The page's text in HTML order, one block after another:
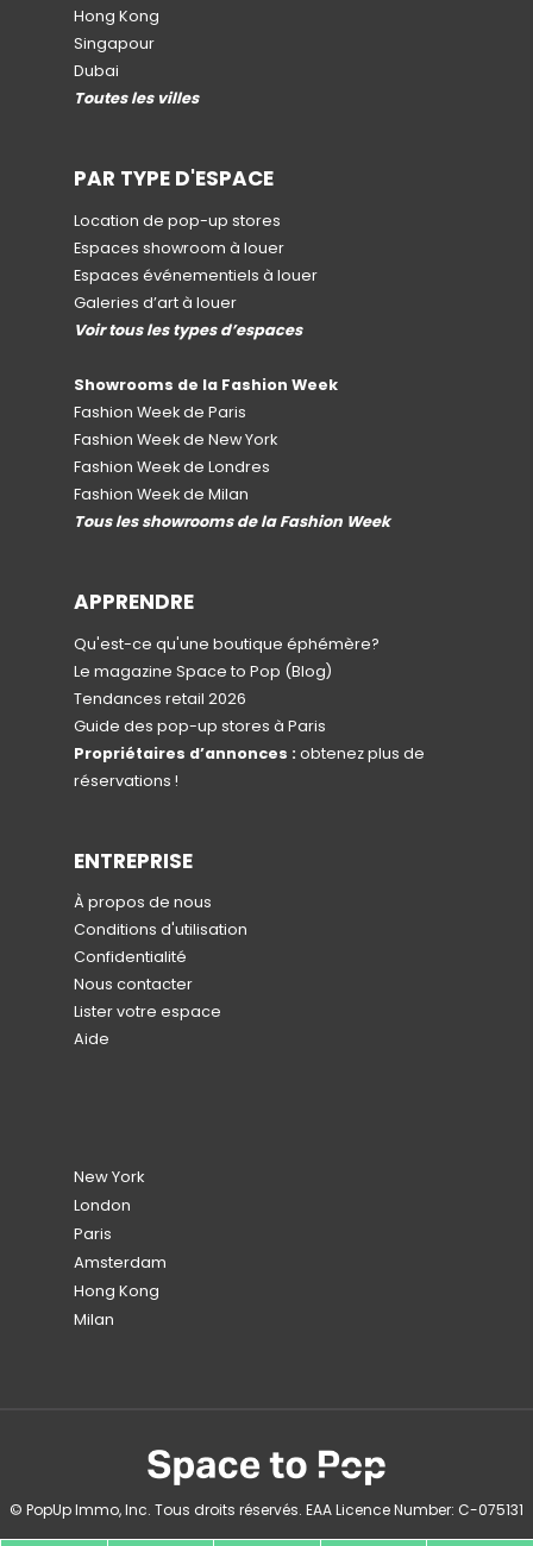
Hong Kong
Singapour
Dubai
Toutes les villes
PAR TYPE D'ESPACE
Location de pop-up stores
Espaces showroom à louer
Espaces événementiels à louer
Galeries d’art à louer
Voir tous les types d’espaces
Showrooms de la Fashion Week
Fashion Week de Paris
Fashion Week de New York
Fashion Week de Londres
Fashion Week de Milan
Tous les showrooms de la Fashion Week
APPRENDRE
Qu'est-ce qu'une boutique éphémère?
Le magazine Space to Pop (Blog)
Tendances retail 2026
Guide des pop-up stores à Paris
Propriétaires d’annonces : obtenez plus de
réservations !
ENTREPRISE
À propos de nous
Conditions d'utilisation
Confidentialité
Nous contacter
Lister votre espace
Aide
New York
London
Paris
Amsterdam
Hong Kong
Milan
© PopUp Immo, Inc. Tous droits réservés. EAA Licence Number: C-075131